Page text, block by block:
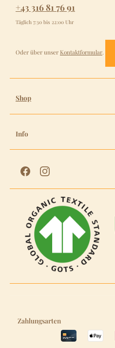
+43 316 81 76 91
Täglich 7:30 bis 22:00 Uhr
Oder über unser Kontaktformular.
Shop
Info
Zahlungsarten